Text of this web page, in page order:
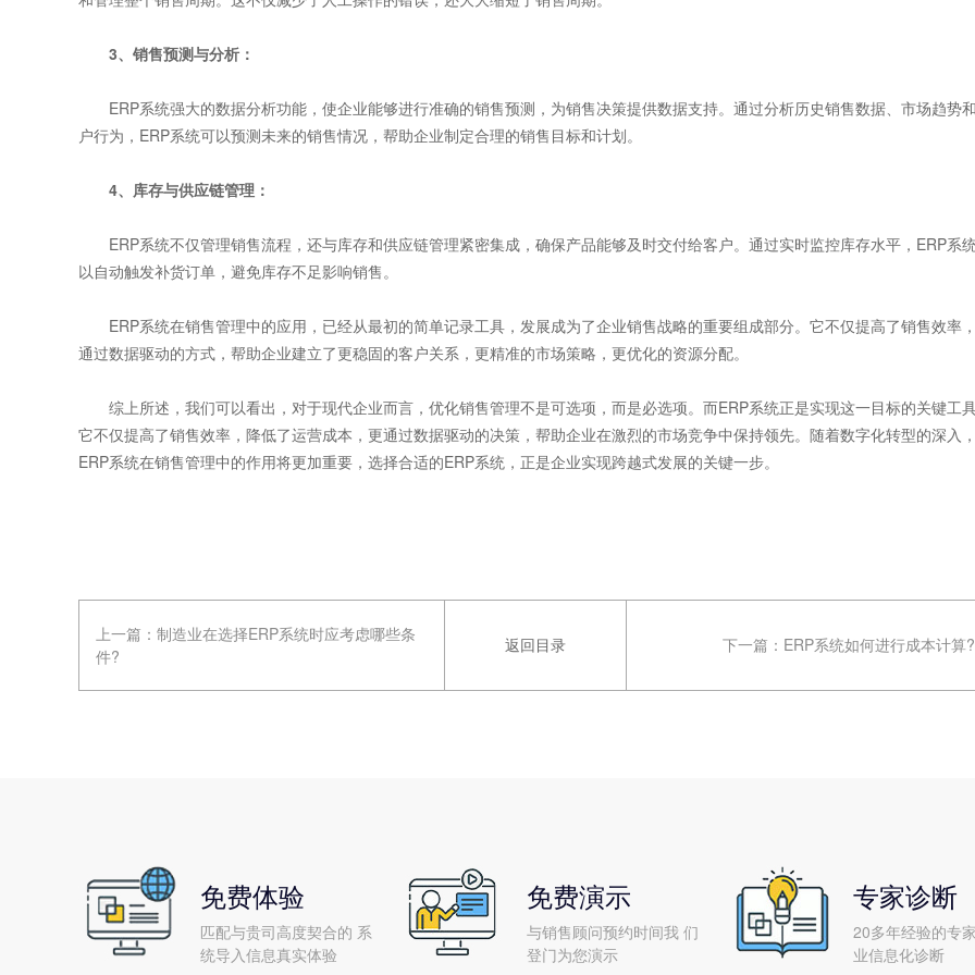
3、销售预测与分析：
ERP系统强大的数据分析功能，使企业能够进行准确的销售预测，为销售决策提供数据支持。通过分析历史销售数据、市场趋势
户行为，ERP系统可以预测未来的销售情况，帮助企业制定合理的销售目标和计划。
4、库存与供应链管理：
ERP系统不仅管理销售流程，还与库存和供应链管理紧密集成，确保产品能够及时交付给客户。通过实时监控库存水平，ERP系
以自动触发补货订单，避免库存不足影响销售。
ERP系统在销售管理中的应用，已经从最初的简单记录工具，发展成为了企业销售战略的重要组成部分。它不仅提高了销售效率
通过数据驱动的方式，帮助企业建立了更稳固的客户关系，更精准的市场策略，更优化的资源分配。
综上所述，我们可以看出，对于现代企业而言，优化销售管理不是可选项，而是必选项。而ERP系统正是实现这一目标的关键工具
它不仅提高了销售效率，降低了运营成本，更通过数据驱动的决策，帮助企业在激烈的市场竞争中保持领先。随着数字化转型的深入，
ERP系统在销售管理中的作用将更加重要，选择合适的ERP系统，正是企业实现跨越式发展的关键一步。
上一篇： 制造业在选择ERP系统时应考虑哪些条
件?
返回目录 下一篇： ERP系统如何进行成本计算?
免费体验
匹配与贵司高度契合的 系
统导入信息真实体验
免费演示
与销售顾问预约时间我 们
登门为您演示
专家诊断
20多年经验的专
业信息化诊断